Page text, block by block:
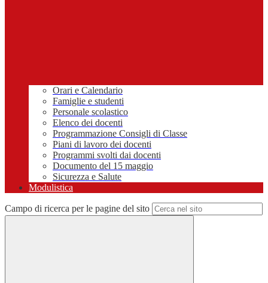
Orari e Calendario
Famiglie e studenti
Personale scolastico
Elenco dei docenti
Programmazione Consigli di Classe
Piani di lavoro dei docenti
Programmi svolti dai docenti
Documento del 15 maggio
Sicurezza e Salute
Modulistica
Campo di ricerca per le pagine del sito